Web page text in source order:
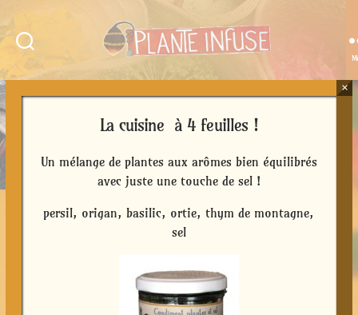
La cuisine à 4 feuilles !
Un mélange de plantes aux arômes bien équilibrés
avec juste une touche de sel !
persil, origan, basilic, ortie, thym de montagne,
sel
×